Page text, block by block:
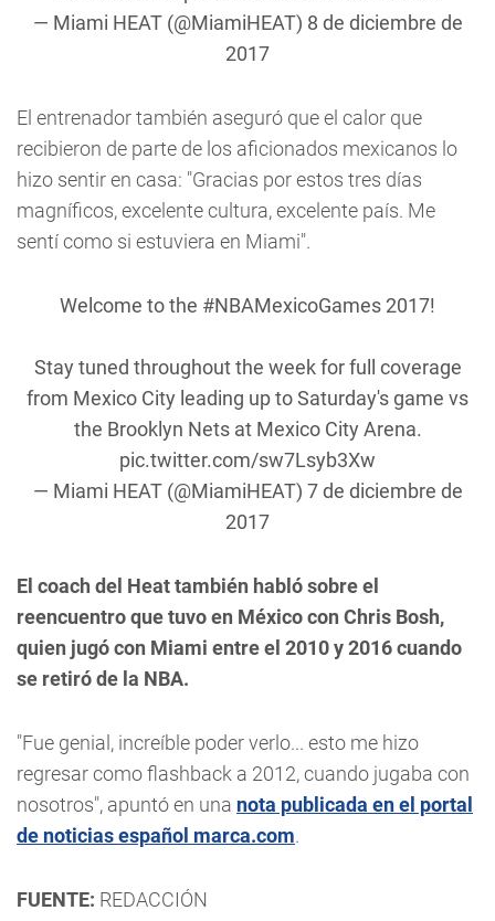
— Miami HEAT (@MiamiHEAT) 8 de diciembre de
2017
El entrenador también aseguró que el calor que
recibieron de parte de los aficionados mexicanos lo
hizo sentir en casa: "Gracias por estos tres días
magníficos, excelente cultura, excelente país. Me
sentí como si estuviera en Miami".
Welcome to the #NBAMexicoGames2017!
Stay tuned throughout the week for full coverage
from Mexico City leading up to Saturday's game vs
the Brooklyn Nets at Mexico City Arena.
pic.twitter.com/sw7Lsyb3Xw
— Miami HEAT (@MiamiHEAT) 7 de diciembre de
2017
El coach del Heat también habló sobre el
reencuentro que tuvo en México con Chris Bosh,
quien jugó con Miami entre el 2010 y 2016 cuando
se retiró de la NBA.
"Fue genial, increíble poder verlo... esto me hizo
regresar como flashback a 2012, cuando jugaba con
nosotros", apuntó en una nota publicada en el portal
de noticias español marca.com.
FUENTE: REDACCIÓN